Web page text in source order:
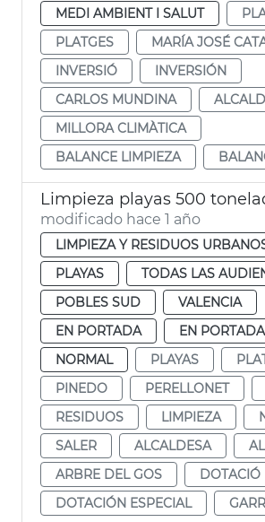
MEDI AMBIENT I SALUT
PLATGES
MARÍA JOSÉ
INVERSIÓ
INVERSIÓN
CARLOS MUNDINA
MILLORA CLIMÀTICA
BALANCE LIMPIEZA
Limpieza playas 500
modificado hace 1 año
LIMPIEZA Y RESIDUOS
PLAYAS
TODAS LAS
POBLES SUD
VALENCIA
EN PORTADA
EN
NORMAL
PLAYAS
PINEDO
PERELLONET
RESIDUOS
LIMPIEZA
SALER
ALCALDESA
ARBRE DEL GOS
DOTACIÓ
DOTACIÓN ESPECIAL